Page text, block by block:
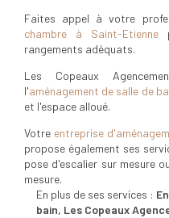
Faites appel à votre
chambre à Saint-Etienne
rangements adéquats.
Les Copeaux
l'aménagement de salle de
et l'espace alloué.
Votre entreprise
propose également ses
pose d'escalier sur mesure
mesure.
En plus de ses services :
bain, Les Copeaux